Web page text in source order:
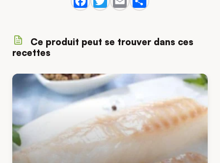
Ce produit peut se trouver dans ces
recettes